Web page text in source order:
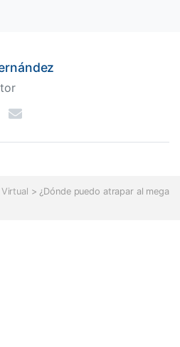
> ¿Dónde puedo atrapar al mega